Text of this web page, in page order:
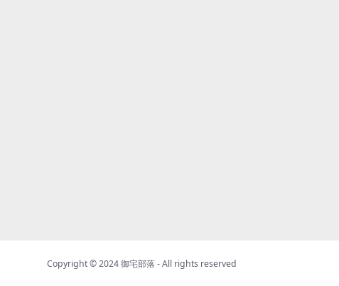
Copyright © 2024御宅部落- All rights reserved